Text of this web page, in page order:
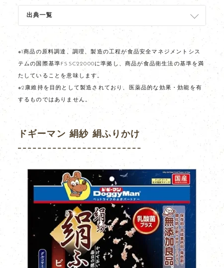
出典一覧
※1 商品の原料調達、調理、製造の工程が食品安全マネジメントシス
テムの国際基準FSSC22000に準拠し、商品が食品衛生法の基準を満
たしていることを意味します。
※2康維持を目的として製造されており、医薬品的な効果・効能を有
するものではありません。
ドギーマン 絹紗 絹ふりかけ